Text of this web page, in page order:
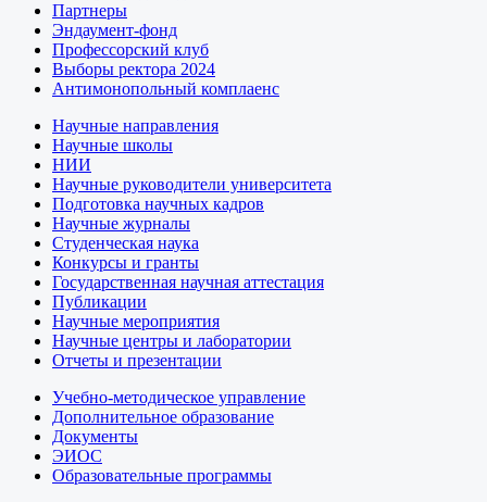
Партнеры
Эндаумент-фонд
Профессорский клуб
Выборы ректора 2024
Антимонопольный комплаенс
Научные направления
Научные школы
НИИ
Научные руководители университета
Подготовка научных кадров
Научные журналы
Студенческая наука
Конкурсы и гранты
Государственная научная аттестация
Публикации
Научные мероприятия
Научные центры и лаборатории
Отчеты и презентации
Учебно-методическое управление
Дополнительное образование
Документы
ЭИОС
Образовательные программы